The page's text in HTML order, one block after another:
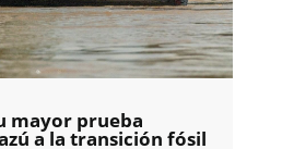
mayor prueba
a la transición fósil